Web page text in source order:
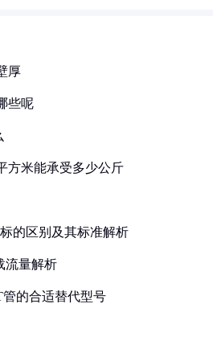
厚
些呢
方米能承受多少公斤
的区别及其标准解析
流量解析
管的合适替代型号